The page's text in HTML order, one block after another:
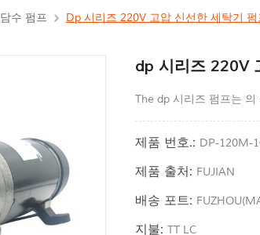
담수 펌프 Dp 시리즈 220V 고압 신선한 세탁기 펌
dp 시리즈 220V
The dp 시리즈 펌프는
제품 번호.: DP-120M-
제품 출처: FUJIAN
배송 포트:
지불: TT LC